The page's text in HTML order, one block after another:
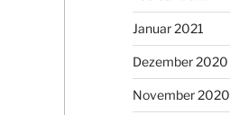
Januar 2021
Dezember 2020
November 2020